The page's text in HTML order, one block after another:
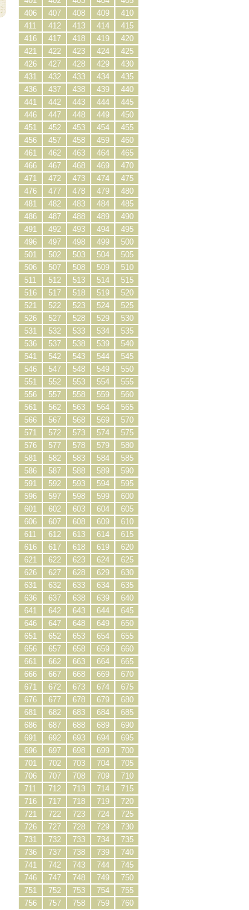
406
407 408 409
410
411
412 413 414
415
416
417 418 419
420
421
422 423 424
425
426
427 428 429
430
431
432 433 434
435
436
437 438 439
440
441
442 443 444
445
446
447 448 449
450
451
452 453 454
455
456
457 458 459
460
461
462 463 464
465
466
467 468 469
470
471
472 473 474
475
476
477 478 479
480
481
482 483 484
485
486
487 488 489
490
491
492 493 494
495
496
497 498 499
500
501
502 503 504
505
506
507 508 509
510
511
512 513 514
515
516
517 518 519
520
521
522 523 524
525
526
527 528 529
530
531
532 533 534
535
536
537 538 539
540
541
542 543 544
545
546
547 548 549
550
551
552 553 554
555
556
557 558 559
560
561
562 563 564
565
566
567 568 569
570
571
572 573 574
575
576
577 578 579
580
581
582 583 584
585
586
587 588 589
590
591
592 593 594
595
596
597 598 599
600
601
602 603 604
605
606
607 608 609
610
611
612 613 614
615
616
617 618 619
620
621
622 623 624
625
626
627 628 629
630
631
632 633 634
635
636
637 638 639
640
641
642 643 644
645
646
647 648 649
650
651
652 653 654
655
656
657 658 659
660
661
662 663 664
665
666
667 668 669
670
671
672 673 674
675
676
677 678 679
680
681
682 683 684
685
686
687 688 689
690
691
692 693 694
695
696
697 698 699
700
701
702 703 704
705
706
707 708 709
710
711
712 713 714
715
716
717 718 719
720
721
722 723 724
725
726
727 728 729
730
731
732 733 734
735
736
737 738 739
740
741
742 743 744
745
746
747 748 749
750
751
752 753 754
755
756
757 758 759 760